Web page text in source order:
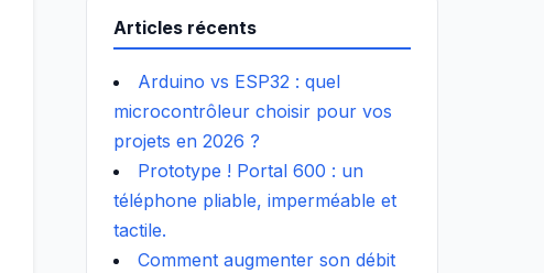
Articles récents
Arduino vs ESP32 : quel
microcontrôleur choisir pour vos
projets en 2026 ?
Prototype ! Portal 600 : un
téléphone pliable, imperméable et
tactile.
Comment augmenter son débit